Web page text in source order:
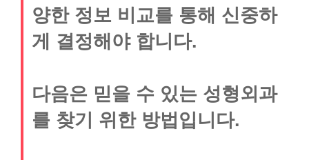
양한 정보 비교를 통해 신중하
게 결정해야 합니다.
다음은 믿을 수 있는 성형외과
를 찾기 위한 방법입니다.